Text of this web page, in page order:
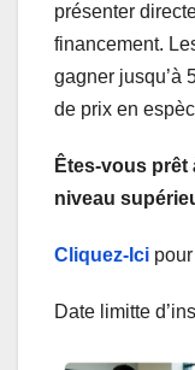
présenter
financement.
gagner jusqu’à
de prix en
Êtes-vous prêt
niveau
Cliquez-Ici
Date limitte